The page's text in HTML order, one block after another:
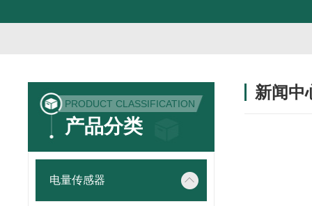
PRODUCT CLASSIFICATION
产品分类
电量传感器
新闻中